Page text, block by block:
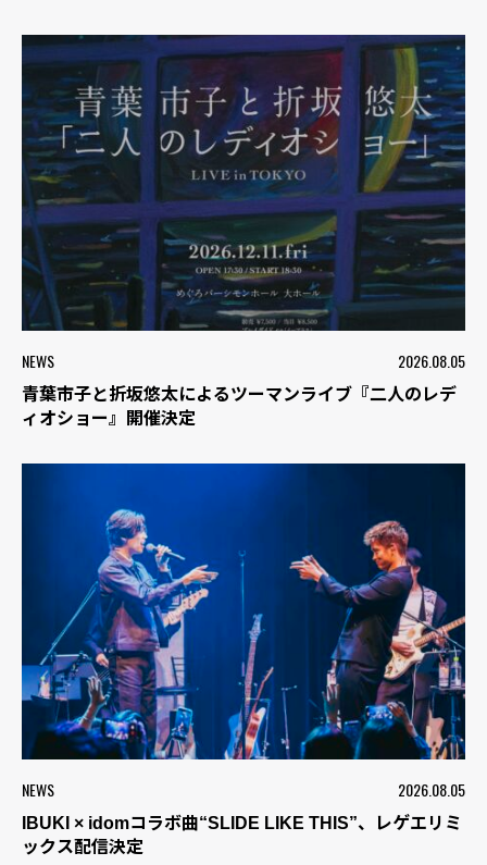
NEWS 2026.08.05
青葉市子と折坂悠太によるツーマンライブ『二人のレデ
ィオショー』開催決定
NEWS 2026.08.05
IBUKI × idomコラボ曲“SLIDE LIKE THIS”、レゲエリミ
ックス配信決定